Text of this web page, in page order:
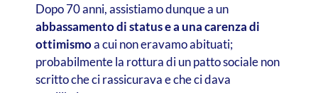
Dopo 70 anni, assistiamo dunque a un
abbassamento di status e a una carenza di
ottimismoa cui non eravamo abituati;
probabilmente la rottura di un patto sociale non
scritto che ci rassicurava e che ci dava